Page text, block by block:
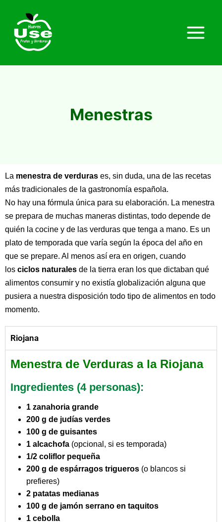
Menestras
La menestra de verduras es, sin duda, una de las recetas
más tradicionales de la gastronomía española.
No hay una fórmula única para su elaboración. La menestra
se prepara de muchas maneras distintas, todo depende de
quién la cocine y de las verduras que tenga a mano. Es un
plato de temporada que varía según la época del año en
que se prepare. Al menos así era en origen, cuando
los ciclos naturales de la tierra eran los que dictaban qué
alimentos consumir y no existía globalización alguna que
pusiera a nuestra disposición todo tipo de alimentos en todo
momento.
Riojana
Menestra de Verduras a la Riojana
Ingredientes (4 personas):
1 zanahoria grande
200 g de judías verdes
100 g de guisantes
1 alcachofa (opcional, si es temporada)
1/2 coliflor pequeña
200 g de espárragos trigueros (o blancos si
prefieres)
2 patatas medianas
100 g de jamón serrano en taquitos
1 cebolla